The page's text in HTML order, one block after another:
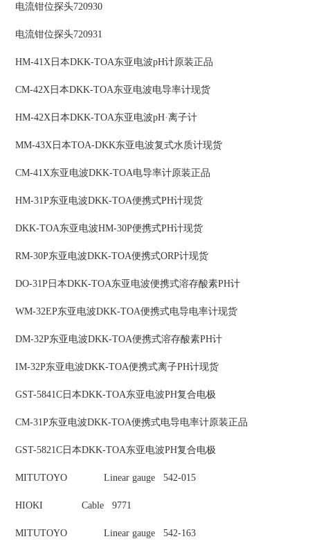
电流钳位探头720930
电流钳位探头720931
HM-41X日本DKK-TOA东亚电波pH计原装正品
CM-42X日本DKK-TOA东亚电波电导率计现货
HM-42X日本DKK-TOA东亚电波pH·离子计
MM-43X日本TOA-DKK东亚电波复式水质计现货
CM-41X东亚电波DKK-TOA电导率计原装正品
HM-31P东亚电波DKK-TOA便携式PH计现货
DKK-TOA东亚电波HM-30P便携式PH计现货
RM-30P东亚电波DKK-TOA便携式ORP计现货
DO-31P日本DKK-TOA东亚电波便携式溶存酸素PH计
WM-32EP东亚电波DKK-TOA便携式电导电率计现货
DM-32P东亚电波DKK-TOA便携式溶存酸素PH计
IM-32P东亚电波DKK-TOA便携式离子PH计现货
GST-5841C日本DKK-TOA东亚电波PH复合电极
CM-31P东亚电波DKK-TOA便携式电导电率计原装正品
GST-5821C日本DKK-TOA东亚电波PH复合电极
MITUTOYO Linear gauge 542-015
HIOKI Cable 9771
MITUTOYO Linear gauge 542-163